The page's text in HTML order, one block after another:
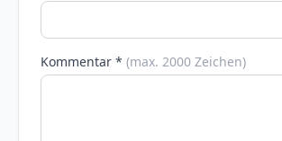
Kommentar * (max. 2000 Zeichen)